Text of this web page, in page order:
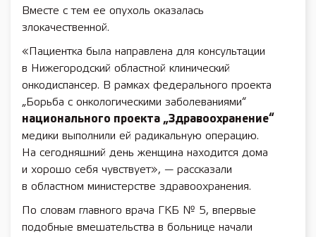
Вместе с тем ее опухоль оказалась
злокачественной.
«Пациентка была направлена для консультации
в Нижегородский областной клинический
онкодиспансер. В рамках федерального проекта
„Борьба с онкологическими заболеваниями“
национального проекта „Здравоохранение“
медики выполнили ей радикальную операцию.
На сегодняшний день женщина находится дома
и хорошо себя чувствует», — рассказали
в областном министерстве здравоохранения.
По словам главного врача ГКБ № 5, впервые
подобные вмешательства в больнице начали